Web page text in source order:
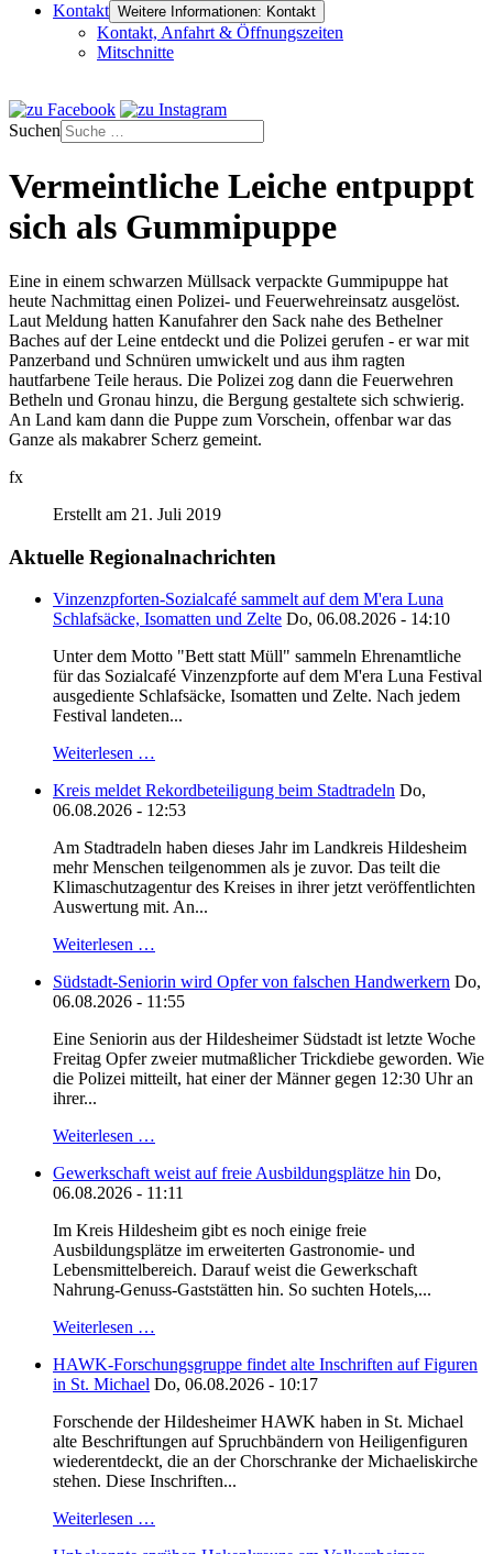
Kontakt Weitere Informationen: Kontakt
Kontakt, Anfahrt & Öffnungszeiten
Mitschnitte
Suchen
Vermeintliche Leiche entpuppt
sich als Gummipuppe
Eine in einem schwarzen Müllsack verpackte Gummipuppe hat
heute Nachmittag einen Polizei- und Feuerwehreinsatz ausgelöst.
Laut Meldung hatten Kanufahrer den Sack nahe des Bethelner
Baches auf der Leine entdeckt und die Polizei gerufen - er war mit
Panzerband und Schnüren umwickelt und aus ihm ragten
hautfarbene Teile heraus. Die Polizei zog dann die Feuerwehren
Betheln und Gronau hinzu, die Bergung gestaltete sich schwierig.
An Land kam dann die Puppe zum Vorschein, offenbar war das
Ganze als makabrer Scherz gemeint.
fx
Erstellt am 21. Juli 2019
Aktuelle Regionalnachrichten
Vinzenzpforten-Sozialcafé sammelt auf dem M'era Luna
Schlafsäcke, Isomatten und Zelte Do, 06.08.2026 - 14:10
Unter dem Motto "Bett statt Müll" sammeln Ehrenamtliche
für das Sozialcafé Vinzenzpforte auf dem M'era Luna Festival
ausgediente Schlafsäcke, Isomatten und Zelte. Nach jedem
Festival landeten...
Weiterlesen …
Kreis meldet Rekordbeteiligung beim Stadtradeln Do,
06.08.2026 - 12:53
Am Stadtradeln haben dieses Jahr im Landkreis Hildesheim
mehr Menschen teilgenommen als je zuvor. Das teilt die
Klimaschutzagentur des Kreises in ihrer jetzt veröffentlichten
Auswertung mit. An...
Weiterlesen …
Südstadt-Seniorin wird Opfer von falschen Handwerkern Do,
06.08.2026 - 11:55
Eine Seniorin aus der Hildesheimer Südstadt ist letzte Woche
Freitag Opfer zweier mutmaßlicher Trickdiebe geworden. Wie
die Polizei mitteilt, hat einer der Männer gegen 12:30 Uhr an
ihrer...
Weiterlesen …
Gewerkschaft weist auf freie Ausbildungsplätze hin Do,
06.08.2026 - 11:11
Im Kreis Hildesheim gibt es noch einige freie
Ausbildungsplätze im erweiterten Gastronomie- und
Lebensmittelbereich. Darauf weist die Gewerkschaft
Nahrung-Genuss-Gaststätten hin. So suchten Hotels,...
Weiterlesen …
HAWK-Forschungsgruppe findet alte Inschriften auf Figuren
in St. Michael Do, 06.08.2026 - 10:17
Forschende der Hildesheimer HAWK haben in St. Michael
alte Beschriftungen auf Spruchbändern von Heiligenfiguren
wiederentdeckt, die an der Chorschranke der Michaeliskirche
stehen. Diese Inschriften...
Weiterlesen …